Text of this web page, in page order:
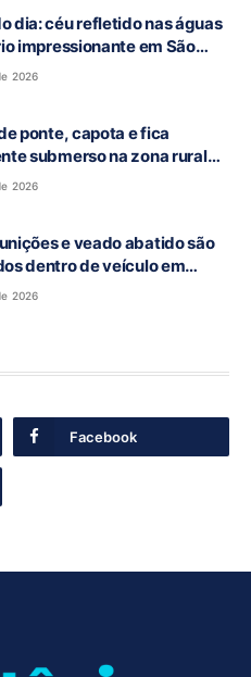
dia: céu refletido nas águas
impressionante em São
GO
2026
ponte, capota e fica
submerso na zona rural
GO
2026
e veado abatido são
dentro de veículo em
2026
Facebook